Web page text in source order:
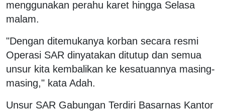
menggunakan perahu karet hingga Selasa
malam.
"Dengan ditemukanya korban secara resmi
Operasi SAR dinyatakan ditutup dan semua
unsur kita kembalikan ke kesatuannya masing-
masing," kata Adah.
Unsur SAR Gabungan Terdiri Basarnas Kantor